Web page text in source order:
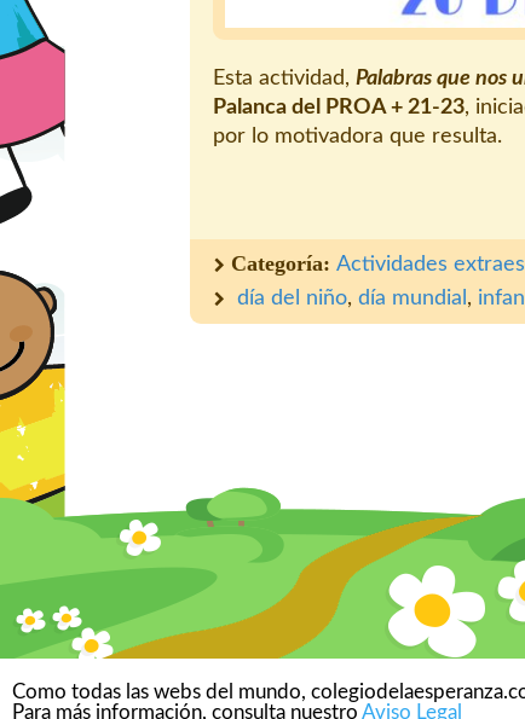
Esta actividad, Palabras que nos
Palanca del PROA + 21-23,
por lo motivadora que resulta.
Categoría: Actividades
día del niño, día mundial ,
Como todas las webs del mundo,
Para más información, consulta nuestro Aviso Legal